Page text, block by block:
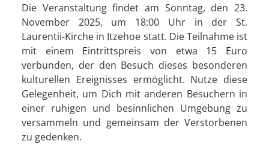
Die Veranstaltung findet am Sonntag, den 23.
November 2025, um 18:00 Uhr in der St.
Laurentii-Kirche in Itzehoe statt. Die Teilnahme ist
mit einem Eintrittspreis von etwa 15 Euro
verbunden, der den Besuch dieses besonderen
kulturellen Ereignisses ermöglicht. Nutze diese
Gelegenheit, um Dich mit anderen Besuchern in
einer ruhigen und besinnlichen Umgebung zu
versammeln und gemeinsam der Verstorbenen
zu gedenken.